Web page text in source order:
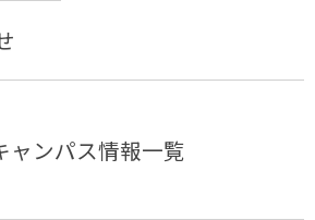
ャンパス情報一覧